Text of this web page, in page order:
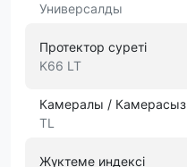
Универсалды
Протектор суреті
K66 LT
Камералы / Камерасыз
TL
Жүктеме индексі